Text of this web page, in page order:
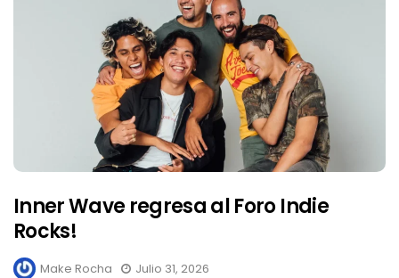
Inner Wave regresa al Foro Indie
Rocks!
Make Rocha Julio 31, 2026